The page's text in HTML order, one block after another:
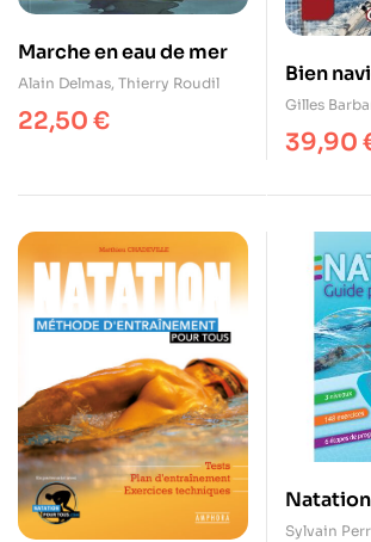
Marche en eau de mer
Alain Delmas, Thierry Roudil
22,50 €
Bien
Gilles
39,90
Sylvain